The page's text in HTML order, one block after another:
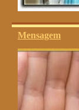
Mensagem